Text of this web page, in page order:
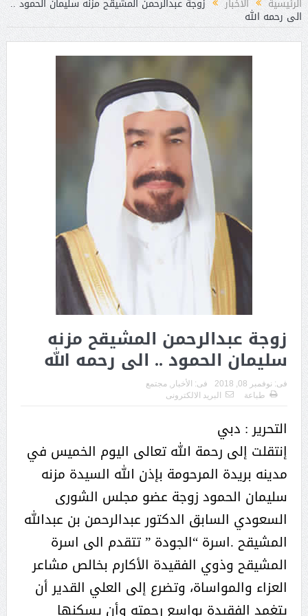
الى رحمه الله
زوجة عبدالرحمن المشيقح مزنه
سليمان الحمود .. الى رحمه الله
فى: نوفمبر 08, 2018 فى: الأخبار
مجتمع
طباعة
البريد الالكترونى
التحرير : دبي
إنتقلت إلى رحمة الله تعالى اليوم الخميس في
مدينه بريدة المرحومة بإذن الله السيدة مزنه
سليمان الحمود زوجة عضو مجلس الشورى
السعودي السابق الدكتور عبدالرحمن بن عبدالله
المشيقح .اسرة “الجودة ” تتقدم الى اسرة
المشيقح وذوي الفقيدة الأكارم بخالص مشاعر
العزاء والمواساة، وتضرع إلى العلي القدير أن
يتغمد الفقيدة بواسع رحمته وأن يسكنها